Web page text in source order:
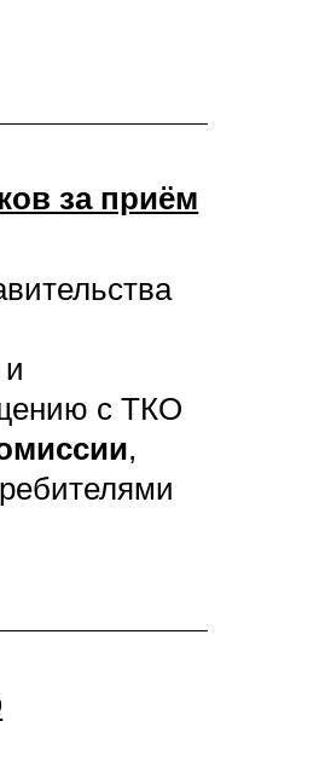
за приём
с ТКО
,